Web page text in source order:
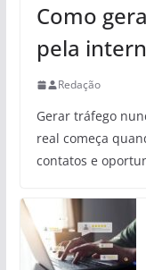
Como
pela
Redação
Gerar tráfego
real começa
contatos e